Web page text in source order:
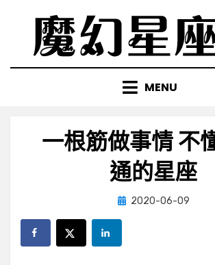
content
MENU
一根筋做事情 不
通的星座
by小編
Posted
2020-06-09